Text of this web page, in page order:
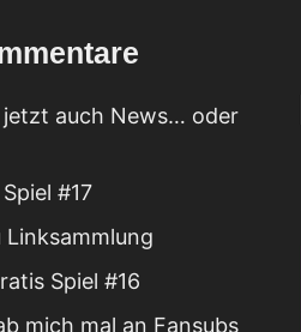
jetzt auch News… oder
#17
Linksammlung
Spiel #16
mich mal an Fansubs